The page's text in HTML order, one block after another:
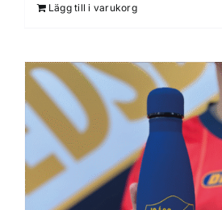
Lägg till i varukorg